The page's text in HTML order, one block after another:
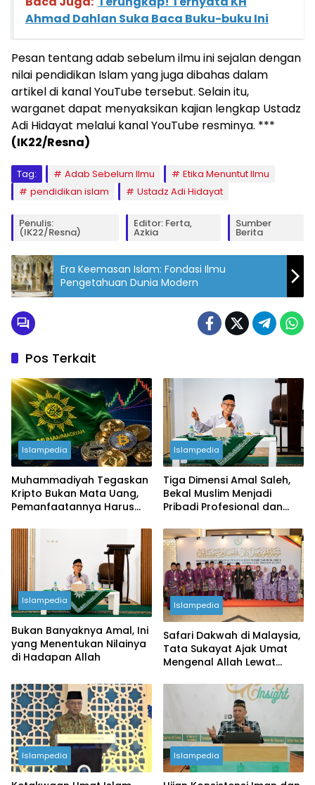
Ahmad Dahlan Suka Baca Buku-buku Ini
Pesan tentang adab sebelum ilmu ini sejalan dengan
nilai pendidikan Islam yang juga dibahas dalam
artikel di kanal YouTube tersebut. Selain itu,
warganet dapat menyaksikan kajian lengkap Ustadz
Adi Hidayat melalui kanal YouTube resminya. ***
(IK22/Resna)
Tag: Adab Sebelum Ilmu
Etika Menuntut Ilmu
pendidikan islam
Ustadz Adi Hidayat
Penulis:
(IK22/Resna)
Editor: Ferta,
Azkia
Sumber
Berita
Era Keemasan Islam: Fondasi Ilmu
Pengetahuan Dunia Modern
Pos Terkait
Islampedia
Muhammadiyah Tegaskan
Kripto Bukan Mata Uang,
Pemanfaatannya Harus
Islampedia
Tiga Dimensi Amal Saleh,
Bekal Muslim Menjadi
Pribadi Profesional dan
Islampedia
Bukan Banyaknya Amal, Ini
yang Menentukan Nilainya
di Hadapan Allah
Islampedia
Safari Dakwah di Malaysia,
Tata Sukayat Ajak Umat
Mengenal Allah Lewat
Islampedia Islampedia